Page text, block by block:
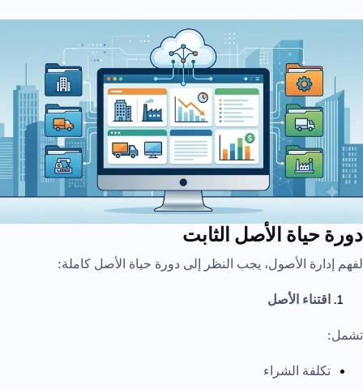
دورة حياة الأصل الثابت
لفهم إدارة الأصول، يجب النظر إلى دورة حياة الأصل كاملة:
اقتناء الأصل
تشمل:
تكلفة الشراء